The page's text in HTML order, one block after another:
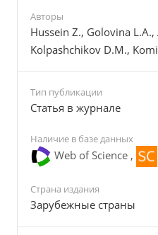
Авторы
Hussein Z., Golovina
Kolpashchikov D.M.,
Тип публикации
Cтатья в журнале
Наличие в базе данных
Web of Science ,
Страна издания
Зарубежные страны